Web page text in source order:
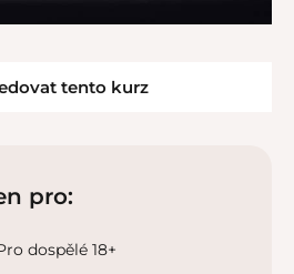
tento kurz
pro:
dospělé 18+